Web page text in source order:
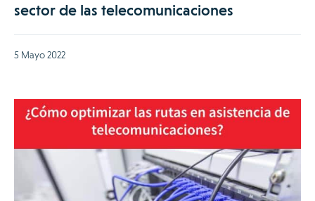
sector de las telecomunicaciones
5 Mayo 2022